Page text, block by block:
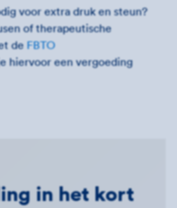
voor extra druk en steun?
of therapeutische
deFBTO
hiervoor een vergoeding
in het kort